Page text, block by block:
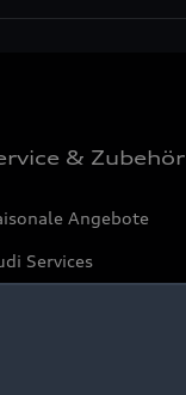
& Zubehör
Angebote
Services